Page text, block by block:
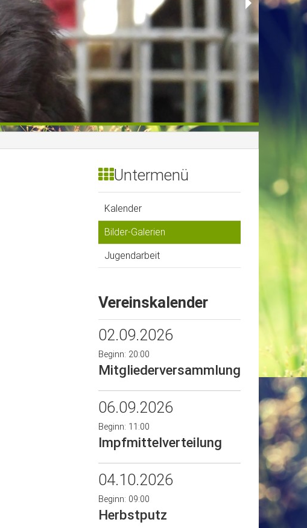
Untermenü
Kalender
Bilder-Galerien
Jugendarbeit
Vereinskalender
02.09.2026
Beginn: 20:00
Mitgliederversammlung
06.09.2026
Beginn: 11:00
Impfmittelverteilung
04.10.2026
Beginn: 09:00
Herbstputz